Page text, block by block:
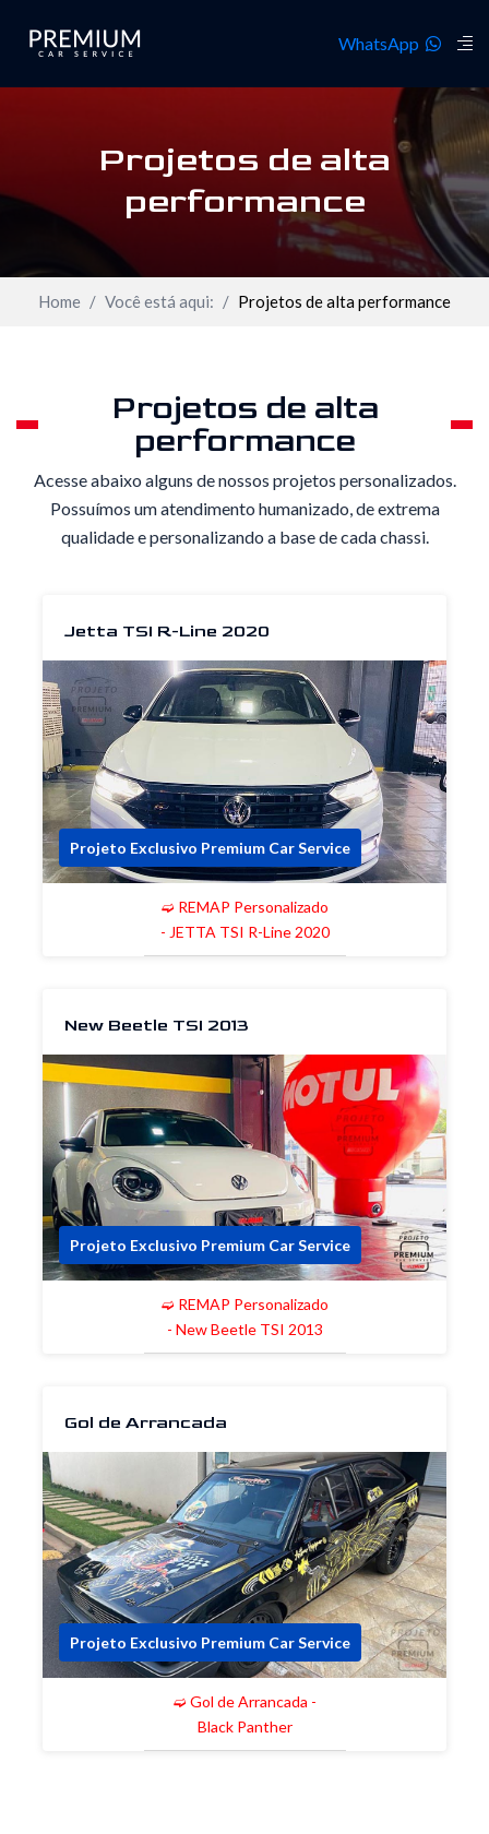
WhatsApp
Projetos de alta
performance
Home Você está aqui: Projetos de alta performance
Projetos de alta
performance
Acesse abaixo alguns de nossos projetos personalizados.
Possuímos um atendimento humanizado, de extrema
qualidade e personalizando a base de cada chassi.
Jetta TSI R-Line 2020
Projeto Exclusivo Premium Car Service
➫ REMAP Personalizado
- JETTA TSI R-Line 2020
New Beetle TSI 2013
Projeto Exclusivo Premium Car Service
➫ REMAP Personalizado
- New Beetle TSI 2013
Gol de Arrancada
Projeto Exclusivo Premium Car Service
➫ Gol de Arrancada -
Black Panther